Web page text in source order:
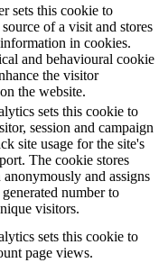
sets this cookie to
of a visit and stores
in cookies.
and behavioural cookie
the visitor
the website.
sets this cookie to
session and campaign
site usage for the site's
The cookie stores
and assigns
number to
visitors.
sets this cookie to
page views.